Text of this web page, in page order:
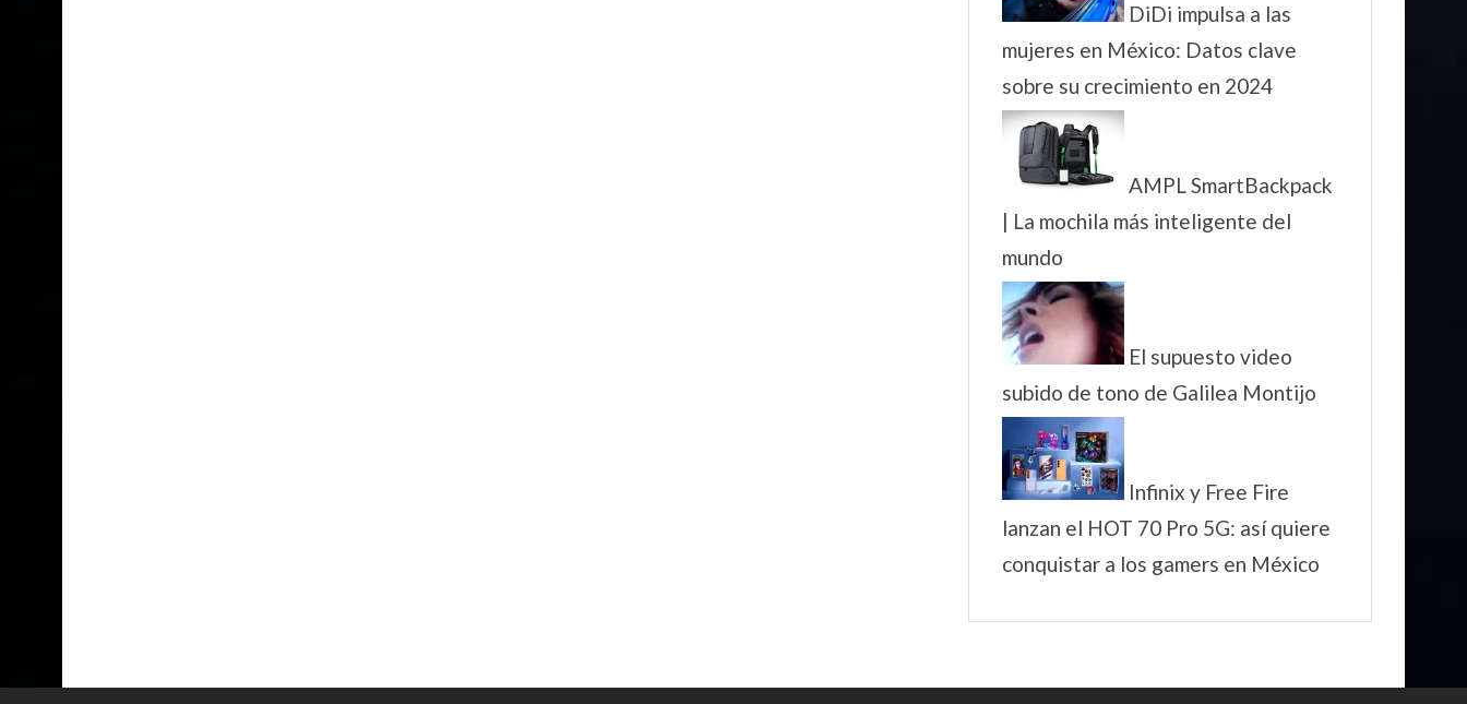
DiDi impulsa a las
mujeres en México: Datos clave
sobre su crecimiento en 2024
AMPL SmartBackpack
| La mochila más inteligente del
mundo
El supuesto video
subido de tono de Galilea Montijo
Infinix y Free Fire
lanzan el HOT 70 Pro 5G: así quiere
conquistar a los gamers en México